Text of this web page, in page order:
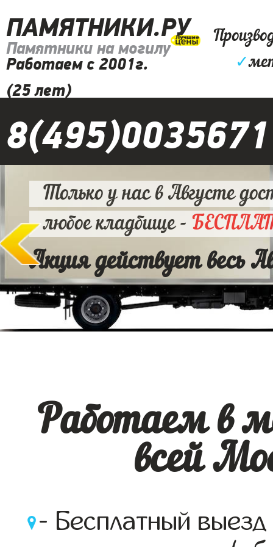
ПАМЯТНИКИ.РУ
Памятники на могилу
Работаем с 2001г.
(25 лет)
✓
8(495)0035671
Только у нас в Августе
любое кладбище -
Акция действует весь
Работаем в
всей
- Бесплатный